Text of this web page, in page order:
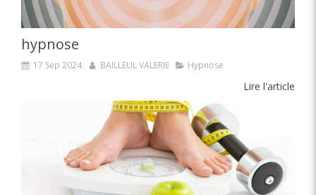
hypnose
17 Sep 2024 BAILLEUL VALERIE Hypnose
Lire l'article